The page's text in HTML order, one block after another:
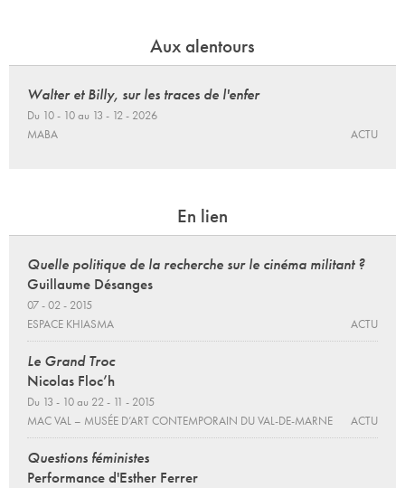
Aux alentours
Walter et Billy, sur les traces de l'enfer
Du 10 - 10 au 13 - 12 - 2026
MABA
ACTU
En lien
Quelle politique de la recherche sur le cinéma militant ?
Guillaume Désanges
07 - 02 - 2015
ESPACE KHIASMA
ACTU
Le Grand Troc
Nicolas Floc’h
Du 13 - 10 au 22 - 11 - 2015
MAC VAL – MUSÉE D’ART CONTEMPORAIN DU VAL-DE-MARNE
ACTU
Questions féministes
Performance d'Esther Ferrer